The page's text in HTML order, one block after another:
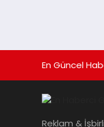
En Güncel
Reklam &